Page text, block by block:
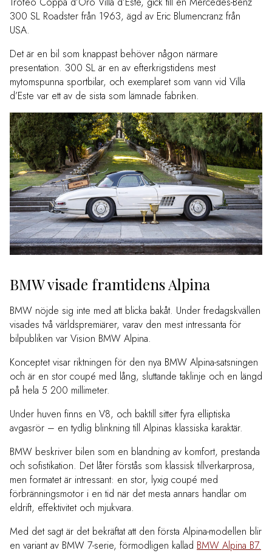
300 SL Roadster från 1963, ägd av Eric Blumencranz från
USA.
Det är en bil som knappast behöver någon närmare
presentation. 300 SL är en av efterkrigstidens mest
mytomspunna sportbilar, och exemplaret som vann vid Villa
d’Este var ett av de sista som lämnade fabriken.
BMW visade framtidens Alpina
BMW nöjde sig inte med att blicka bakåt. Under fredagskvällen
visades två världspremiärer, varav den mest intressanta för
bilpubliken var Vision BMW Alpina.
Konceptet visar riktningen för den nya BMW Alpina-satsningen
och är en stor coupé med lång, sluttande taklinje och en längd
på hela 5 200 millimeter.
Under huven finns en V8, och baktill sitter fyra elliptiska
avgasrör – en tydlig blinkning till Alpinas klassiska karaktär.
BMW beskriver bilen som en blandning av komfort, prestanda
och sofistikation. Det låter förstås som klassisk tillverkarprosa,
men formatet är intressant: en stor, lyxig coupé med
förbränningsmotor i en tid när det mesta annars handlar om
eldrift, effektivitet och mjukvara.
Med det sagt är det bekräftat att den första Alpina-modellen blir
en variant av BMW 7-serie, förmodligen kallad BMW Alpina B7.